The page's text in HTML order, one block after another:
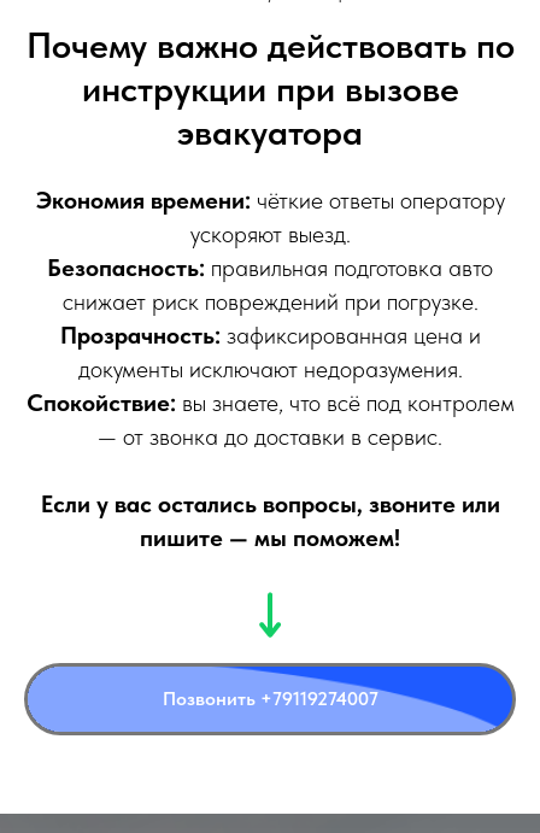
Почему важно действовать по
инструкции при вызове
эвакуатора
Экономия времени: чёткие ответы оператору
ускоряют выезд.
Безопасность: правильная подготовка авто
снижает риск повреждений при погрузке.
Прозрачность: зафиксированная цена и
документы исключают недоразумения.
Спокойствие: вы знаете, что всё под контролем
— от звонка до доставки в сервис.
Если у вас остались вопросы, звоните или
пишите — мы поможем!
Позвонить +79119274007